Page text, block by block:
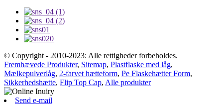
© Copyright - 2010-2023: Alle rettigheder forbeholdes.
Fremhævede Produkter, Sitemap, Plastflaske med låg,
Mælkepulverlåg, 2-farvet hætteform, Pe Flaskehætter Form,
Sikkerhedshætte, Flip Top Cap, Alle produkter
Send e-mail